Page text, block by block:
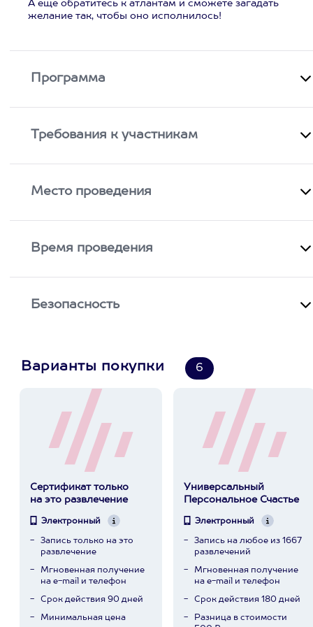
А еще обратитесь к атлантам и сможете загадать
желание так, чтобы оно исполнилось!
Программа
Требования к участникам
Место проведения
Время проведения
Безопасность
Варианты покупки 6
Сертификат только
на это развлечение
Электронный
Запись только на это
развлечение
Мгновенная получение
на e-mail и телефон
Срок действия 90 дней
Минимальная цена
Универсальный
Персональное Счастье
Электронный
Запись на любое из 1667
развлечений
Мгновенная получение
на e-mail и телефон
Срок действия 180 дней
Разница в стоимости